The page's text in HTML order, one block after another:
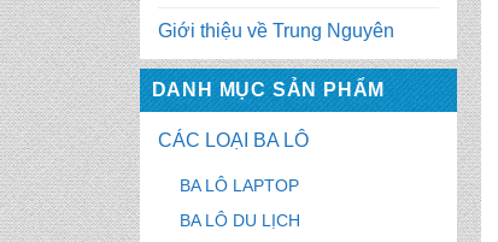
Giới thiệu về Trung Nguyên
DANH MỤC SẢN PHẨM
CÁC LOẠI BA LÔ
BA LÔ LAPTOP
BA LÔ DU LỊCH